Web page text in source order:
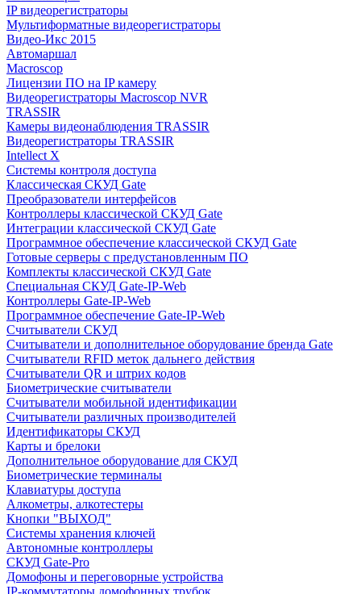
IP видеорегистраторы
Мультиформатные видеорегистраторы
Видео-Икс 2015
Автомаршал
Macroscop
Лицензии ПО на IP камеру
Видеорегистраторы Macroscop NVR
TRASSIR
Камеры видеонаблюдения TRASSIR
Видеорегистраторы TRASSIR
Intellect X
Системы контроля доступа
Классическая СКУД Gate
Преобразователи интерфейсов
Контроллеры классической СКУД Gate
Интеграции классической СКУД Gate
Программное обеспечение классической СКУД Gate
Готовые серверы с предустановленным ПО
Комплекты классической СКУД Gate
Специальная СКУД Gate-IP-Web
Контроллеры Gate-IP-Web
Программное обеспечение Gate-IP-Web
Считыватели СКУД
Считыватели и дополнительное оборудование бренда Gate
Считыватели RFID меток дальнего действия
Считыватели QR и штрих кодов
Биометрические считыватели
Считыватели мобильной идентификации
Считыватели различных производителей
Идентификаторы СКУД
Карты и брелоки
Дополнительное оборудование для СКУД
Биометрические терминалы
Клавиатуры доступа
Алкометры, алкотестеры
Кнопки "ВЫХОД"
Системы хранения ключей
Автономные контроллеры
СКУД Gate-Pro
Домофоны и переговорные устройства
IP-коммутаторы домофонных трубок